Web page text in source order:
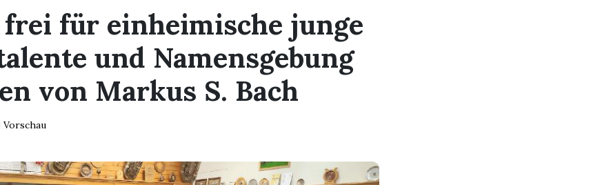
frei für einheimische junge
und Namensgebung
von Markus S. Bach
Vorschau